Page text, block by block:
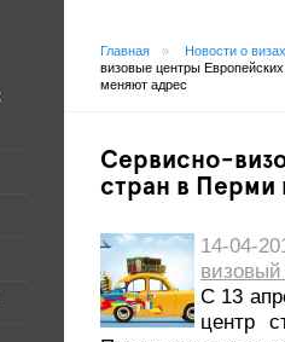
Главная »
Новости о визах
визовые центры
меняют адрес
Сервисно-
стран в Перми
14-04-
С 13
центр